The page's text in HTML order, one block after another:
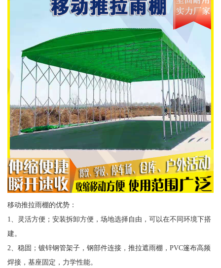
移动推拉雨棚的优势：
1、灵活方便；安装拆卸方便，场地选择自由，可以在不同环境下搭
建。
2、稳固；镀锌钢管架子，钢部件连接，推拉遮雨棚，PVC篷布高频
焊接，基座固定，力学性能。